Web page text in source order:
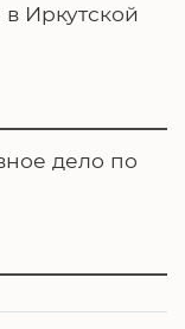
Иркутской
дело по